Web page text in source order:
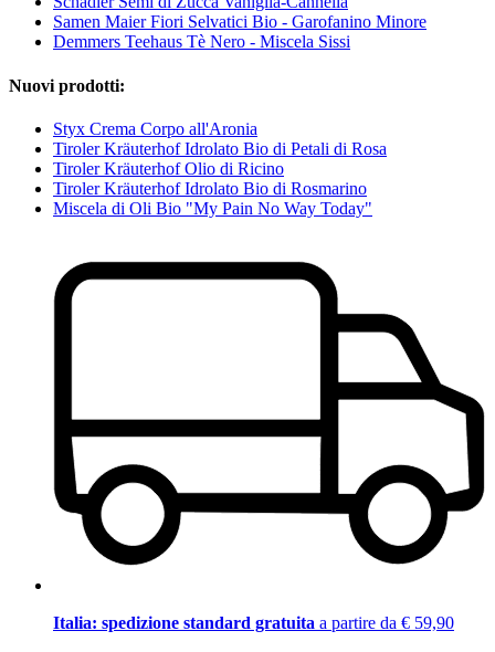
Samen Maier Fiori Selvatici Bio - Garofanino Minore
Demmers Teehaus Tè Nero - Miscela Sissi
Nuovi prodotti:
Styx Crema Corpo all'Aronia
Tiroler Kräuterhof Idrolato Bio di Petali di Rosa
Tiroler Kräuterhof Olio di Ricino
Tiroler Kräuterhof Idrolato Bio di Rosmarino
Miscela di Oli Bio "My Pain No Way Today"
Italia: spedizione standard gratuita a partire da € 59,90